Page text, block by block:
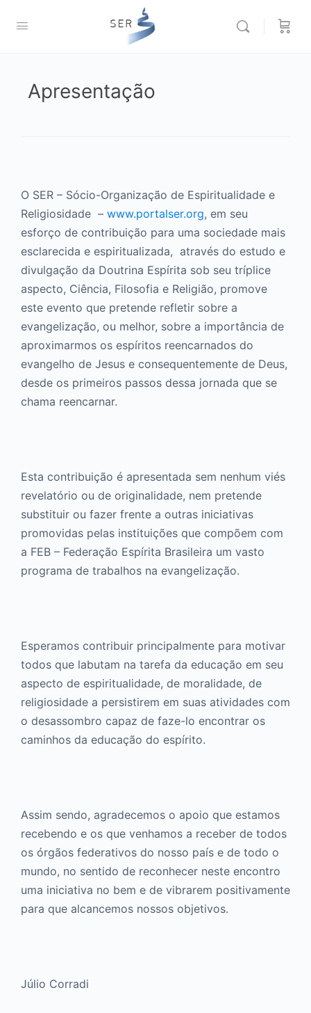
Apresentação
O SER – Sócio-Organização de Espiritualidade e
Religiosidade – www.portalser.org, em seu
esforço de contribuição para uma sociedade mais
esclarecida e espiritualizada, através do estudo e
divulgação da Doutrina Espírita sob seu tríplice
aspecto, Ciência, Filosofia e Religião, promove
este evento que pretende refletir sobre a
evangelização, ou melhor, sobre a importância de
aproximarmos os espíritos reencarnados do
evangelho de Jesus e consequentemente de Deus,
desde os primeiros passos dessa jornada que se
chama reencarnar.
Esta contribuição é apresentada sem nenhum viés
revelatório ou de originalidade, nem pretende
substituir ou fazer frente a outras iniciativas
promovidas pelas instituições que compõem com
a FEB – Federação Espírita Brasileira um vasto
programa de trabalhos na evangelização.
Esperamos contribuir principalmente para motivar
todos que labutam na tarefa da educação em seu
aspecto de espiritualidade, de moralidade, de
religiosidade a persistirem em suas atividades com
o desassombro capaz de faze-lo encontrar os
caminhos da educação do espírito.
Assim sendo, agradecemos o apoio que estamos
recebendo e os que venhamos a receber de todos
os órgãos federativos do nosso país e de todo o
mundo, no sentido de reconhecer neste encontro
uma iniciativa no bem e de vibrarem positivamente
para que alcancemos nossos objetivos.
Júlio Corradi